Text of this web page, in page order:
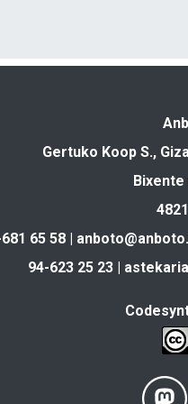
Gertuko Koop S.,
Bixente
65 58 |
94-623 25 23 |